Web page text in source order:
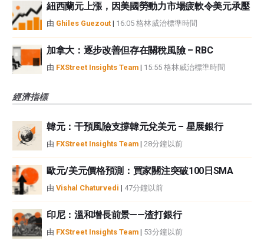
紐西蘭元上漲，因美國勞動力市場疲軟令美元承壓
由 Ghiles Guezout | 16:05 格林威治標準時間
加拿大：逐步改善但存在關稅風險 – RBC
由 FXStreet Insights Team | 15:55 格林威治標準時間
經濟指標
韓元：干預風險支撐韓元兌美元 – 星展銀行
由 FXStreet Insights Team | 28分鐘以前
歐元/美元價格預測：買家關注突破100日SMA
由 Vishal Chaturvedi | 47分鐘以前
印尼：溫和增長前景——渣打銀行
由 FXStreet Insights Team | 53分鐘以前